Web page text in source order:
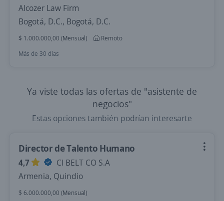
Alcozer Law Firm
Bogotá, D.C., Bogotá, D.C.
$ 1.000.000,00 (Mensual)
Remoto
Más de 30 días
Ya viste todas las ofertas de "asistente de
negocios"
Estas opciones también podrían interesarte
Director de Talento Humano
4,7
CI BELT CO S.A
Armenia, Quindio
$ 6.000.000,00 (Mensual)